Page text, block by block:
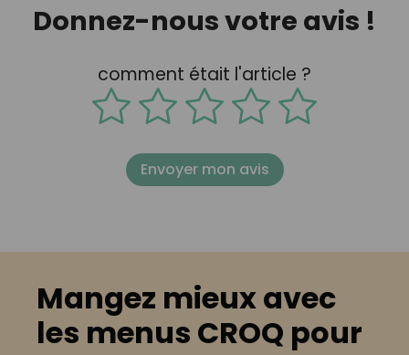
Donnez-nous votre avis !
comment était l'article ?
Envoyer mon avis
Mangez mieux avec
les menus CROQ pour